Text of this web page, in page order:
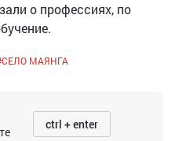
о профессиях, по
СЕЛО МАЯНГА
ctrl + enter